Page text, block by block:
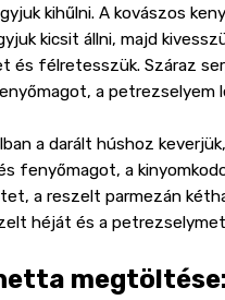
kihűlni. A kovászos
kicsit állni, majd
és félretesszük. Száraz
a petrezselyem
a darált húshoz
fenyőmagot, a
a reszelt parmezán
héját és a